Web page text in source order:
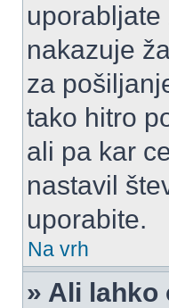
uporabljate
nakazuje
za
tako hitro
ali pa kar
nastavil
uporabite.
Na vrh
» Ali lahko